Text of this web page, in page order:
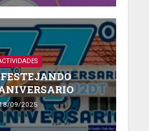
09/2025